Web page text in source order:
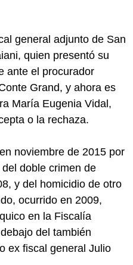
general adjunto de San
quien presentó su
ante el procurador
Grand, y ahora es
María Eugenia Vidal,
o la rechaza.
noviembre de 2015 por
doble crimen de
y del homicidio de otro
ocurrido en 2009,
en la Fiscalía
del también
ex fiscal general Julio